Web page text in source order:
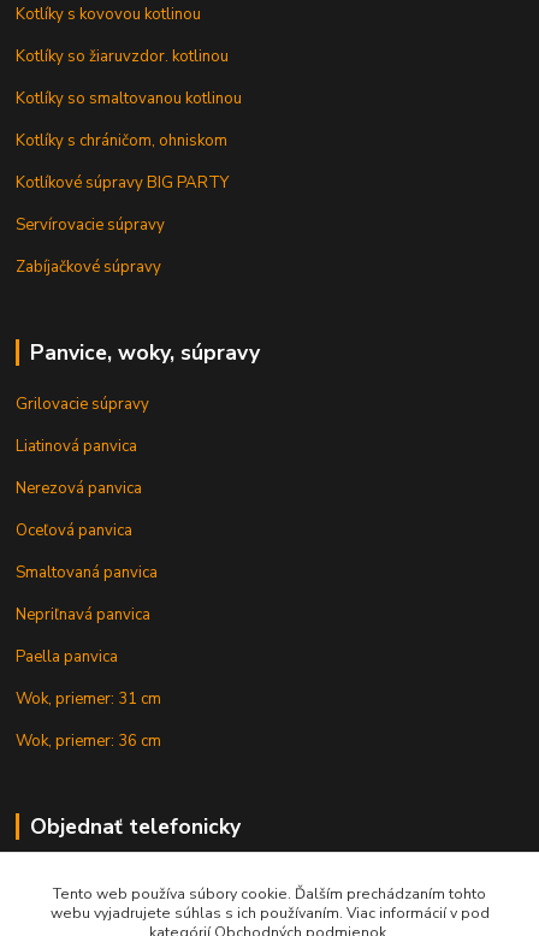
Kotlíky s kovovou kotlinou
Kotlíky so žiaruvzdor. kotlinou
Kotlíky so smaltovanou kotlinou
Kotlíky s chráničom, ohniskom
Kotlíkové súpravy BIG PARTY
Servírovacie súpravy
Zabíjačkové súpravy
Panvice, woky, súpravy
Grilovacie súpravy
Liatinová panvica
Nerezová panvica
Oceľová panvica
Smaltovaná panvica
Nepriľnavá panvica
Paella panvica
Wok, priemer: 31 cm
Wok, priemer: 36 cm
Objednať telefonicky
+421 902 212 007
Tento web používa súbory cookie. Ďalším prechádzaním tohto
webu vyjadrujete súhlas s ich používaním. Viac informácií v pod